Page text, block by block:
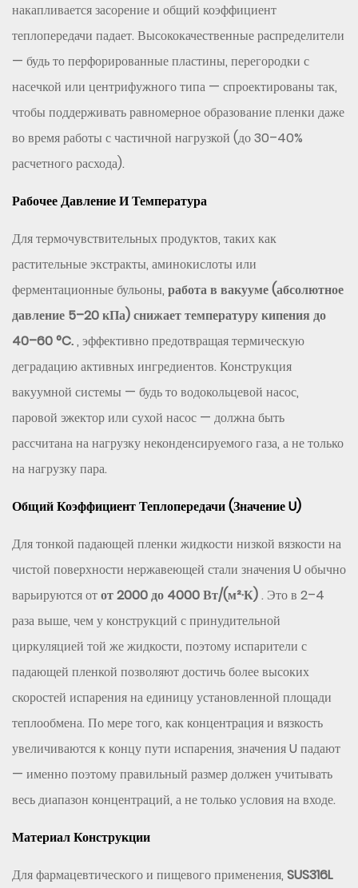
накапливается засорение и общий коэффициент
теплопередачи падает. Высококачественные распределители
— будь то перфорированные пластины, перегородки с
насечкой или центрифужного типа — спроектированы так,
чтобы поддерживать равномерное образование пленки даже
во время работы с частичной нагрузкой (до 30–40%
расчетного расхода).
Рабочее Давление И Температура
Для термочувствительных продуктов, таких как
растительные экстракты, аминокислоты или
ферментационные бульоны, работа в вакууме (абсолютное
давление 5–20 кПа) снижает температуру кипения до
40–60 °C., эффективно предотвращая термическую
деградацию активных ингредиентов. Конструкция
вакуумной системы — будь то водокольцевой насос,
паровой эжектор или сухой насос — должна быть
рассчитана на нагрузку неконденсируемого газа, а не только
на нагрузку пара.
Общий Коэффициент Теплопередачи (значение U)
Для тонкой падающей пленки жидкости низкой вязкости на
чистой поверхности нержавеющей стали значения U обычно
варьируются отот 2000 до 4000 Вт/(м²·К). Это в 2–4
раза выше, чем у конструкций с принудительной
циркуляцией той же жидкости, поэтому испарители с
падающей пленкой позволяют достичь более высоких
скоростей испарения на единицу установленной площади
теплообмена. По мере того, как концентрация и вязкость
увеличиваются к концу пути испарения, значения U падают
— именно поэтому правильный размер должен учитывать
весь диапазон концентраций, а не только условия на входе.
Материал Конструкции
Для фармацевтического и пищевого применения, SUS316L